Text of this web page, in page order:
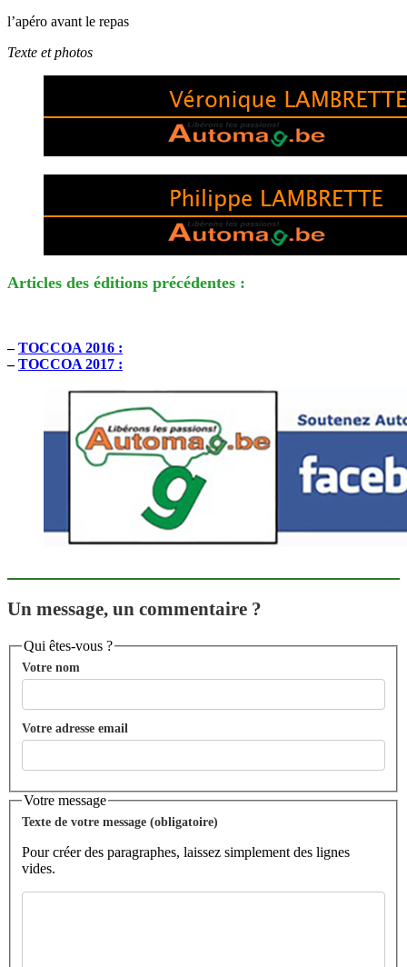
l’apéro avant le repas
Texte et photos
Articles des éditions précédentes :
– TOCCOA 2016 :
– TOCCOA 2017 :
Un message, un commentaire ?
Qui êtes-vous ?
Votre nom
Votre adresse email
Votre message
Texte de votre message (obligatoire)
Pour créer des paragraphes, laissez simplement des lignes
vides.